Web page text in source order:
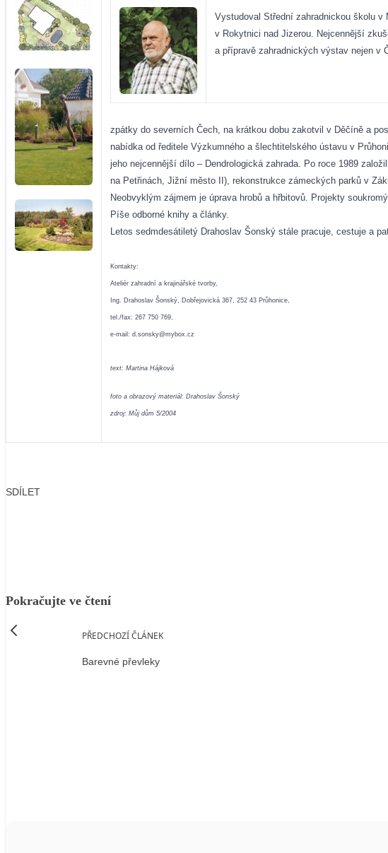
Vystudoval Střední zahradnickou školu
v Rokytnici nad Jizerou. Nejcennější
a přípravě zahradnických výstav nejen v
zpátky do severních Čech, na krátkou dobu zakotvil v Děčíně a
nabídka od ředitele Výzkumného a šlechtitelského ústavu v
jeho nejcennější dílo – Dendrologická zahrada. Po roce 1989
na Petřinách, Jižní město II), rekonstrukce zámeckých parků v
Neobvyklým zájmem je úprava hrobů a hřbitovů. Projekty
Píše odborné knihy a články.
Letos sedmdesátiletý Drahoslav Šonský stále pracuje, cestuje a
Kontakty:
Ateliér zahradní a krajinářské tvorby,
Ing. Drahoslav Šonský, Dobřejovická 367, 252 43 Průhonice,
tel./fax: 267 750 769,
e-mail: d.sonsky@mybox.cz
text: Martina Hájková
foto a obrazový materiál: Drahoslav Šonský
zdroj: Můj dům 5/2004
SDÍLET
Pokračujte ve čtení
PŘEDCHOZÍ ČLÁNEK
Barevné převleky